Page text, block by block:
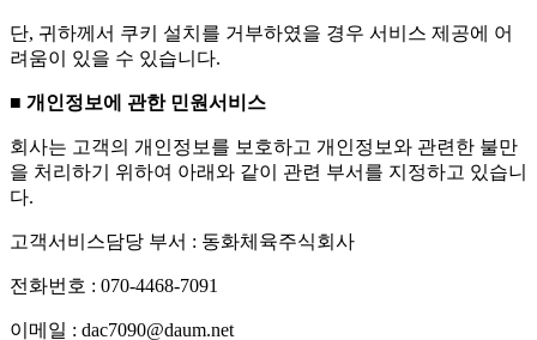
단, 귀하께서 쿠키 설치를 거부하였을 경우 서비스 제공에 어
려움이 있을 수 있습니다.
■ 개인정보에 관한 민원서비스
회사는 고객의 개인정보를 보호하고 개인정보와 관련한 불만
을 처리하기 위하여 아래와 같이 관련 부서를 지정하고 있습니
다.
고객서비스담당 부서 : 동화체육주식회사
전화번호 : 070-4468-7091
이메일 : dac7090@daum.net